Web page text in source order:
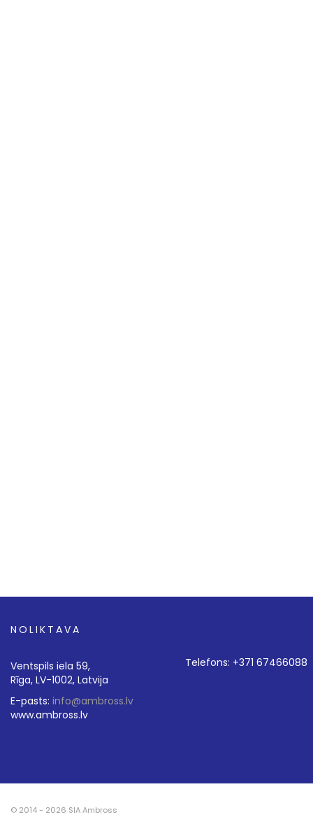
NOLIKTAVA
Ventspils iela 59,
Rīga, LV-1002, Latvija
E-pasts: info@ambross.lv
www.ambross.lv
Telefons: +371 67466088
© 2014 - 2026 SIA Ambross